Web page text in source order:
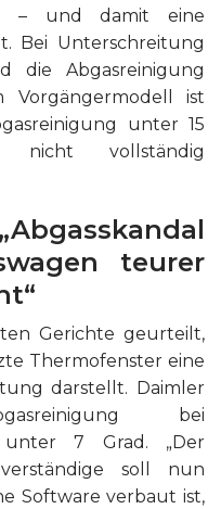
– und damit eine
Bei Unterschreitung
die Abgasreinigung
Vorgängermodell ist
unter 15
nicht vollständig
teurer
Gerichte geurteilt,
Thermofenster eine
darstellt. Daimler
bei
unter 7 Grad. „Der
soll nun
Software verbaut ist,